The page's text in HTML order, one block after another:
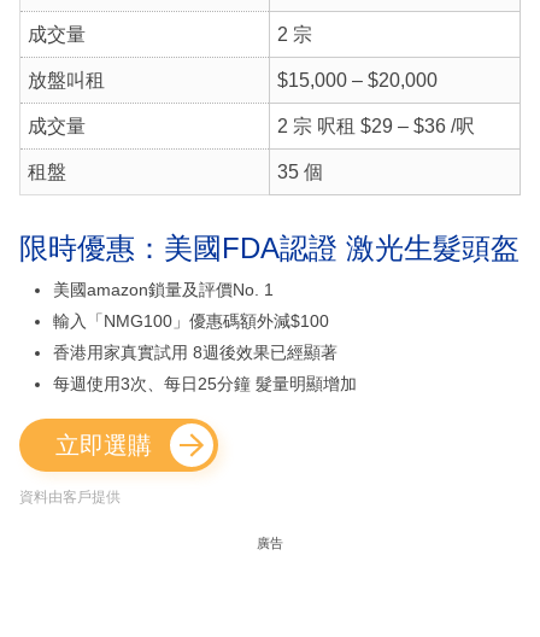
成交量 2 宗
放盤叫租 $15,000 – $20,000
成交量 2 宗 呎租 $29 – $36 /呎
租盤 35 個
限時優惠：美國FDA認證 激光生髮頭盔
美國amazon鎖量及評價No. 1
輸入「NMG100」優惠碼額外減$100
香港用家真實試用 8週後效果已經顯著
每週使用3次、每日25分鐘 髮量明顯增加
立即選購
資料由客戶提供
廣告